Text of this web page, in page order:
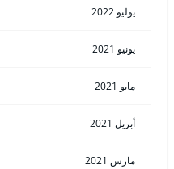
يوليو 2022
يونيو 2021
مايو 2021
أبريل 2021
مارس 2021